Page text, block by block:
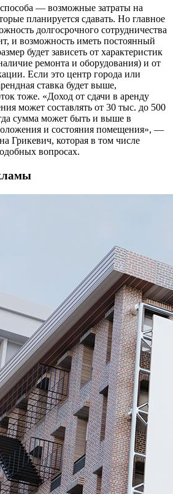
— возможные затраты на
планируется сдавать. Но главное
долгосрочного сотрудничества
и возможность иметь постоянный
будет зависеть от характеристик
ремонта и оборудования) и от
Если это центр города или
ставка будет выше,
тоже. «Доход от сдачи в аренду
может составлять от 30 тыс. до 500
сумма может быть и выше в
и состояния помещения», —
Грикевич, которая в том числе
вопросах.